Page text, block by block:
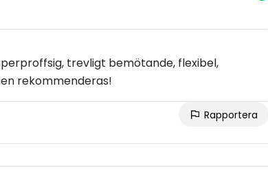
trevligt bemötande, flexibel,
rekommenderas!
Rapportera